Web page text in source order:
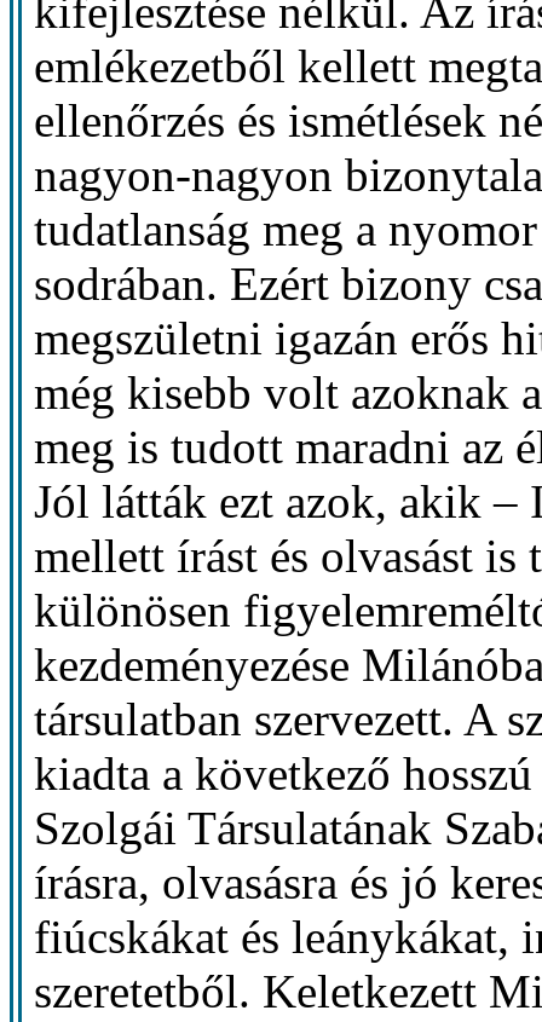
kifejlesztése nélkül. Az
emlékezetből kellett
ellenőrzés és ismétlések
nagyon-nagyon
tudatlanság meg a
sodrában. Ezért bizony
megszületni igazán erős
még kisebb volt azoknak
meg is tudott maradni az
Jól látták ezt azok, akik –
mellett írást és olvasást is
különösen
kezdeményezése
társulatban szervezett. A
kiadta a következő
Szolgái Társulatának
írásra, olvasásra és jó
fiúcskákat és leánykákat,
szeretetből. Keletkezett